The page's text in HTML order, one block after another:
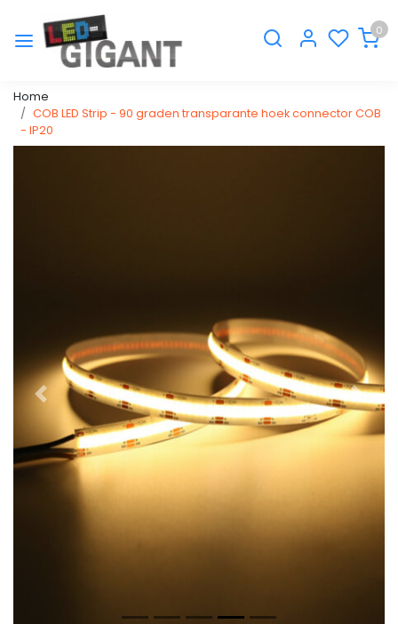
0
Home
COB LED Strip - 90 graden transparante hoek connector COB
- IP20
Vorige